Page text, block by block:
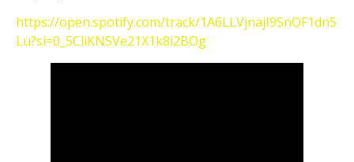
https://open.spotify.com/track/1A6LLVjnajI9SnOF1dn5
Lu?si=0_5CliKNSVe21X1k8i2BOg